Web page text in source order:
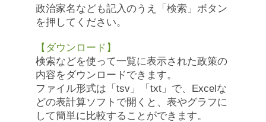
政治家名なども記入のうえ「検索」ボタン
を押してください。
【ダウンロード】
検索などを使って一覧に表示された政策の
内容をダウンロードできます。
ファイル形式は「tsv」「txt」で、Excelな
どの表計算ソフトで開くと、表やグラフに
して簡単に比較することができます。